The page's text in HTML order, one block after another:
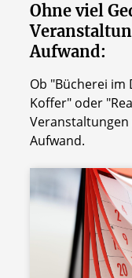
Ohne viel
Aufwand:
Ob "Bücherei im
Koffer" oder
Aufwand.